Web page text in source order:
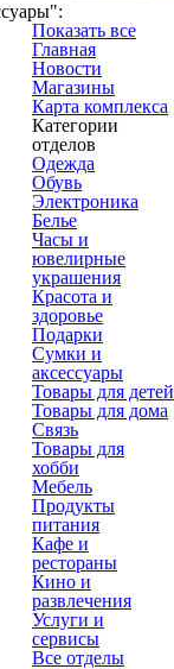
":
Показать все
Главная
Новости
Магазины
Карта комплекса
Категории
отделов
Одежда
Обувь
Электроника
Белье
Часы и
ювелирные
украшения
Красота и
здоровье
Подарки
Сумки и
аксессуары
Товары для детей
Товары для дома
Связь
Товары для
хобби
Мебель
Продукты
питания
Кафе и
рестораны
Кино и
развлечения
Услуги и
сервисы
Все отделы